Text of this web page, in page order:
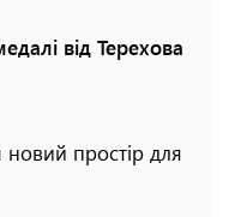
від Терехова
новий простір для